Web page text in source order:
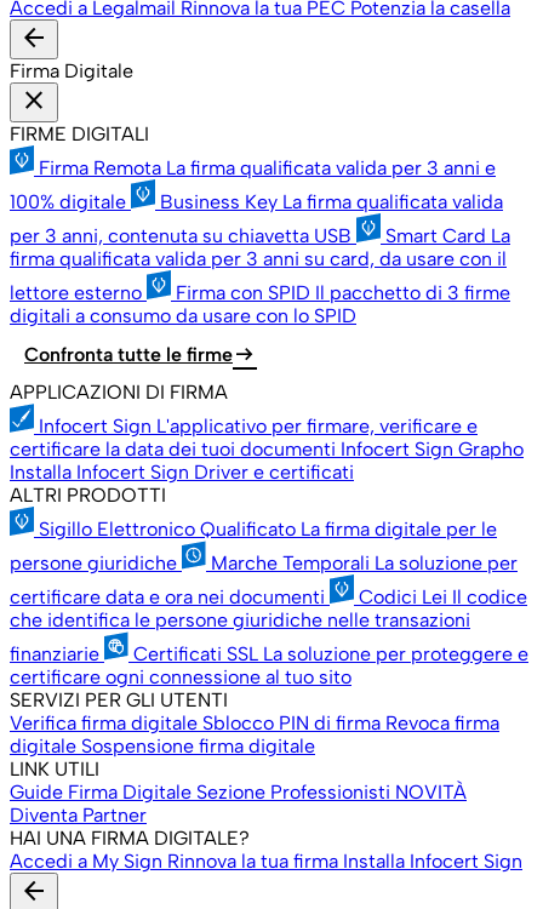
Accedi a Legalmail Rinnova la tua PEC Potenzia la casella
arrow_back
Firma Digitale
close
FIRME DIGITALI
Firma Remota La firma qualificata valida per 3 anni e
100% digitale
Business Key La firma qualificata valida
per 3 anni, contenuta su chiavetta USB
Smart Card La
firma qualificata valida per 3 anni su card, da usare con il
lettore esterno
Firma con SPID Il pacchetto di 3 firme
digitali a consumo da usare con lo SPID
Confronta tutte le firmearrow_right_alt
APPLICAZIONI DI FIRMA
Infocert Sign L'applicativo per firmare, verificare e
certificare la data dei tuoi documenti Infocert Sign Grapho
Installa Infocert Sign Driver e certificati
ALTRI PRODOTTI
Sigillo Elettronico Qualificato La firma digitale per le
persone giuridiche
Marche Temporali La soluzione per
certificare data e ora nei documenti
Codici Lei Il codice
che identifica le persone giuridiche nelle transazioni
finanziarie
Certificati SSL La soluzione per proteggere e
certificare ogni connessione al tuo sito
SERVIZI PER GLI UTENTI
Verifica firma digitale Sblocco PIN di firma Revoca firma
digitale Sospensione firma digitale
LINK UTILI
Guide Firma Digitale Sezione Professionisti NOVITÀ
Diventa Partner
HAI UNA FIRMA DIGITALE?
Accedi a My Sign Rinnova la tua firma Installa Infocert Sign
arrow_back